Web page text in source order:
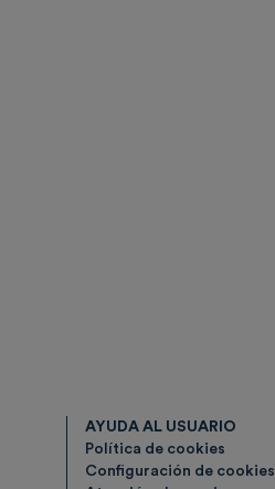
AYUDA AL USUARIO
Política de cookies
Configuración de cookies